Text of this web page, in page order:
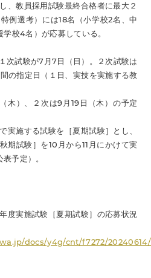
、教員採用試験最終合格者に最大２
例選考）には18名（小学校2名、中
校4名）が応募している。
次試験が7月7日（日）。２次試験は
の指定日（１日、実技を実施する教
木）、２次は9月19日（木）の予定
実施する試験を［夏期試験］とし、
期試験］を10月から11月にかけて実
予定）。
度実施試験［夏期試験］の応募状況
docs/y4g/cnt/f7272/